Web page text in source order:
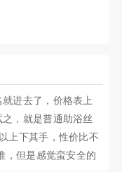
进去了，价格表上
，就是普通助浴丝
上下其手，性价比不
，但是感觉蛮安全的